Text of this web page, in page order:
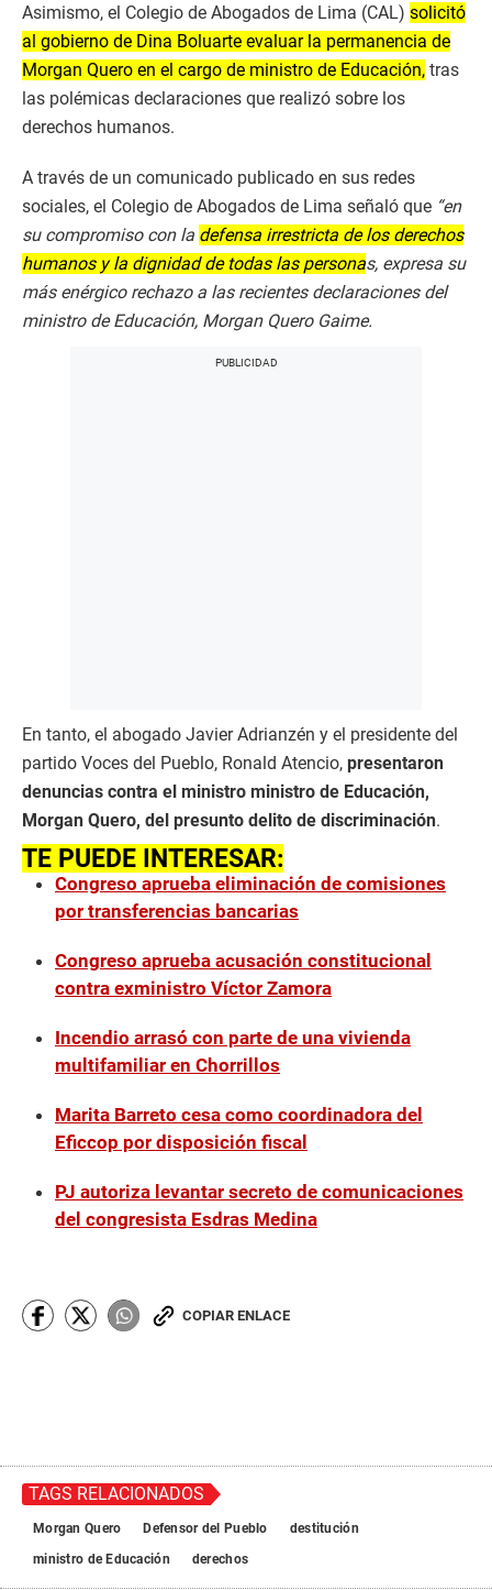
Asimismo, el Colegio de Abogados de Lima (CAL) solicitó
al gobierno de Dina Boluarte evaluar la permanencia de
Morgan Quero en el cargo de ministro de Educación, tras
las polémicas declaraciones que realizó sobre los
derechos humanos.
A través de un comunicado publicado en sus redes
sociales, el Colegio de Abogados de Lima señaló que “en
su compromiso con la defensa irrestricta de los derechos
humanos y la dignidad de todas las personas, expresa su
más enérgico rechazo a las recientes declaraciones del
ministro de Educación, Morgan Quero Gaime.
En tanto, el abogado Javier Adrianzén y el presidente del
partido Voces del Pueblo, Ronald Atencio, presentaron
denuncias contra el ministro ministro de Educación,
Morgan Quero, del presunto delito de discriminación.
TE PUEDE INTERESAR:
Congreso aprueba eliminación de comisiones
por transferencias bancarias
Congreso aprueba acusación constitucional
contra exministro Víctor Zamora
Incendio arrasó con parte de una vivienda
multifamiliar en Chorrillos
Marita Barreto cesa como coordinadora del
Eficcop por disposición fiscal
PJ autoriza levantar secreto de comunicaciones
del congresista Esdras Medina
COPIAR ENLACE
TAGS RELACIONADOS
Morgan Quero Defensor del Pueblo
destitución
ministro de Educación
derechos